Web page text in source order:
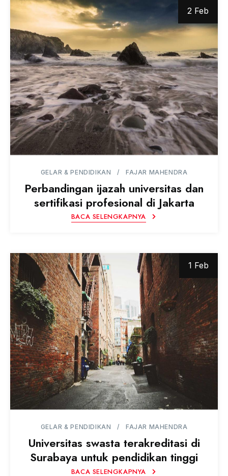
2 Feb
GELAR & PENDIDIKAN FAJAR MAHENDRA
Perbandingan ijazah universitas dan
sertifikasi profesional di Jakarta
BACA SELENGKAPNYA
1 Feb
GELAR & PENDIDIKAN FAJAR MAHENDRA
Universitas swasta terakreditasi di
Surabaya untuk pendidikan tinggi
BACA SELENGKAPNYA